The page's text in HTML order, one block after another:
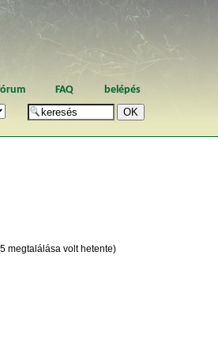
FAQ belépés
megtalálása volt hetente)